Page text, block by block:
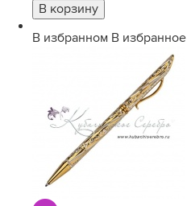
В избранном В избранное